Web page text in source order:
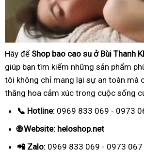
Hãy để Shop bao cao su ở Bùi Thanh
giúp bạn tìm kiếm những sản phẩm
tôi không chỉ mang lại sự an toàn mà
thăng hoa cảm xúc trong cuộc sống
📞 Hotline: 0969 833 069 - 0973
🌐 Website: heloshop.net
📲 Zalo: 0969 833 069 - 0973